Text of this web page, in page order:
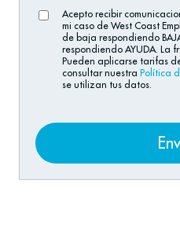
Acepto recibir
mi caso de West Coast
de baja respondiendo
respondiendo AYUDA. La
Pueden aplicarse tarifas
consultar nuestra Política
se utilizan tus datos.